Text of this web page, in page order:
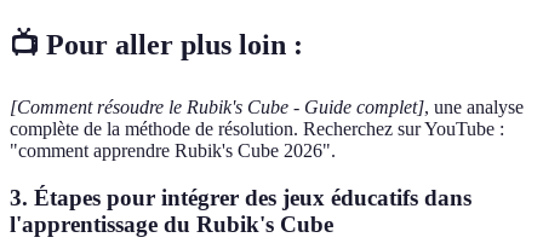
📺 Pour aller plus loin :
[Comment résoudre le Rubik's Cube - Guide complet], une analyse
complète de la méthode de résolution. Recherchez sur YouTube :
"comment apprendre Rubik's Cube 2026".
3. Étapes pour intégrer des jeux éducatifs dans
l'apprentissage du Rubik's Cube